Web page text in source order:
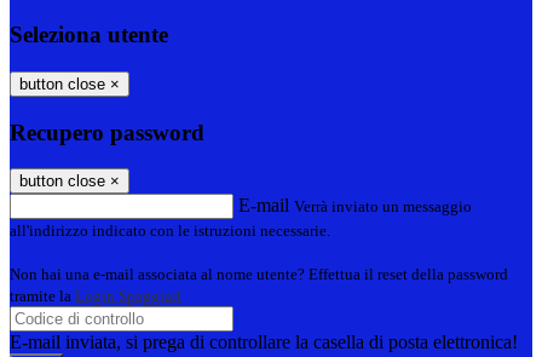
Seleziona utente
button close ×
Recupero password
button close ×
E-mail Verrà inviato un messaggio
all'indirizzo indicato con le istruzioni necessarie.
Non hai una e-mail associata al nome utente? Effettua il reset della password
tramite la Login Spaggiari
E-mail inviata, si prega di controllare la casella di posta elettronica!